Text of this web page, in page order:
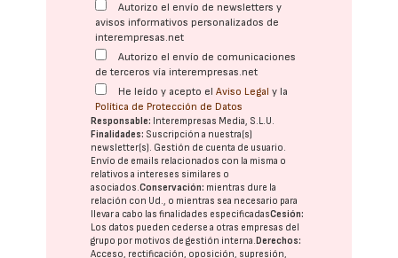
Autorizo el envío de newsletters y
avisos informativos personalizados de
interempresas.net
Autorizo el envío de comunicaciones
de terceros vía interempresas.net
He leído y acepto elAviso Legal y la
Política de Protección de Datos
Responsable: Interempresas Media, S.L.U.
Finalidades: Suscripción a nuestra(s)
newsletter(s). Gestión de cuenta de usuario.
Envío de emails relacionados con la misma o
relativos a intereses similares o
asociados.Conservación: mientras dure la
relación con Ud., o mientras sea necesario para
llevar a cabo las finalidades especificadasCesión:
Los datos pueden cederse a otras empresas del
grupo por motivos de gestión interna. Derechos:
Acceso, rectificación, oposición, supresión,